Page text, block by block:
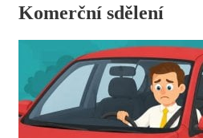
Komerční sdělení